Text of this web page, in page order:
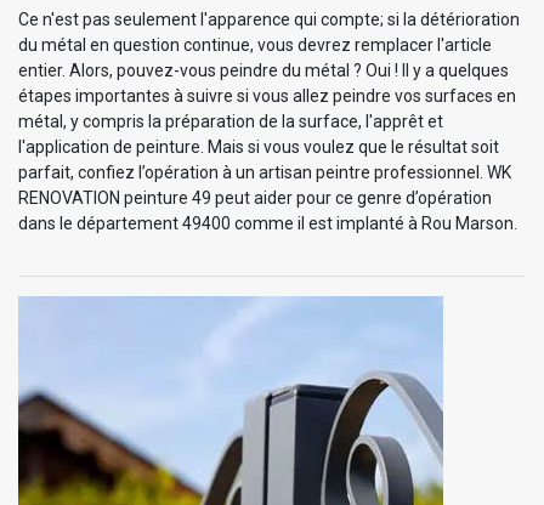
Ce n'est pas seulement l'apparence qui compte; si la détérioration
du métal en question continue, vous devrez remplacer l'article
entier. Alors, pouvez-vous peindre du métal ? Oui ! Il y a quelques
étapes importantes à suivre si vous allez peindre vos surfaces en
métal, y compris la préparation de la surface, l'apprêt et
l'application de peinture. Mais si vous voulez que le résultat soit
parfait, confiez l’opération à un artisan peintre professionnel. WK
RENOVATION peinture 49 peut aider pour ce genre d’opération
dans le département 49400 comme il est implanté à Rou Marson.